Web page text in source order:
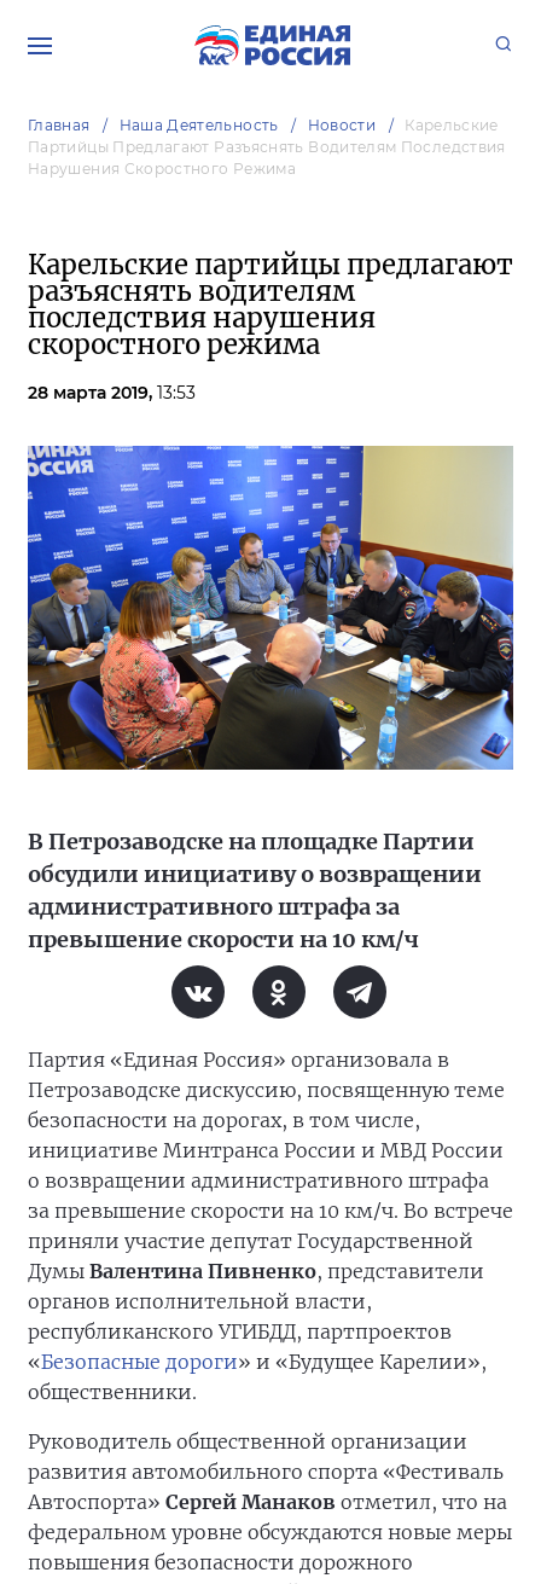
Главная Наша Деятельность Новости
Карельские
Партийцы Предлагают Разъяснять Водителям Последствия
Нарушения Скоростного Режима
Карельские партийцы предлагают
разъяснять водителям
последствия нарушения
скоростного режима
28 марта 2019, 13:53
В Петрозаводске на площадке Партии
обсудили инициативу о возвращении
административного штрафа за
превышение скорости на 10 км/ч
Партия «Единая Россия» организовала в
Петрозаводске дискуссию, посвященную теме
безопасности на дорогах, в том числе,
инициативе Минтранса России и МВД России
о возвращении административного штрафа
за превышение скорости на 10 км/ч. Во встрече
приняли участие депутат Государственной
Думы Валентина Пивненко, представители
органов исполнительной власти,
республиканского УГИБДД, партпроектов
«Безопасные дороги» и «Будущее Карелии»,
общественники.
Руководитель общественной организации
развития автомобильного спорта «Фестиваль
Автоспорта» Сергей Манаков отметил, что на
федеральном уровне обсуждаются новые меры
повышения безопасности дорожного